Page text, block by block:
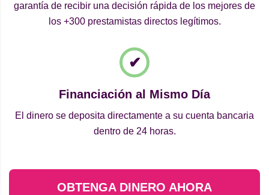
garantía de recibir una decisión rápida de los mejores de
los +300 prestamistas directos legítimos.
Financiación al Mismo Día
El dinero se deposita directamente a su cuenta bancaria
dentro de 24 horas.
OBTENGA DINERO AHORA